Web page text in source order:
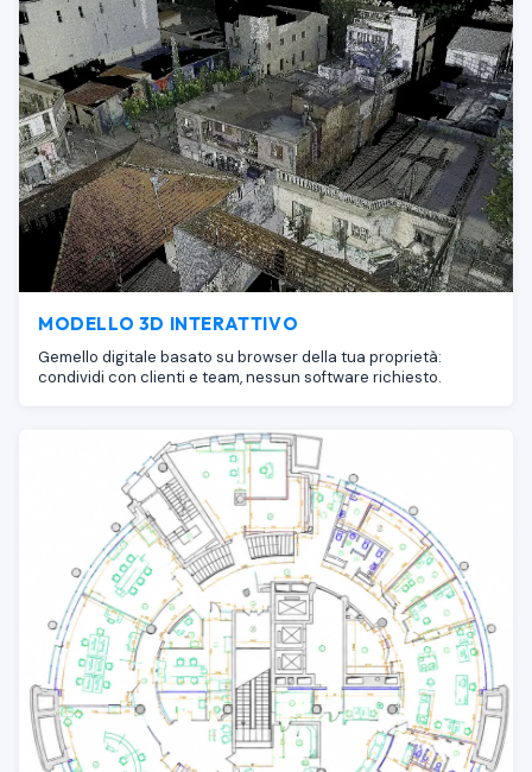
MODELLO 3D INTERATTIVO
Gemello digitale basato su browser della tua proprietà:
condividi con clienti e team, nessun software richiesto.